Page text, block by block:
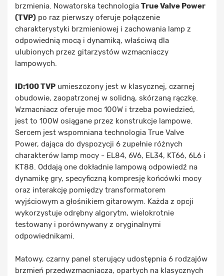
brzmienia. Nowatorska technologia True Valve Power
(TVP) po raz pierwszy oferuje połączenie
charakterystyki brzmieniowej i zachowania lamp z
odpowiednią mocą i dynamiką, właściwą dla
ulubionych przez gitarzystów wzmacniaczy
lampowych.
ID:100 TVP umieszczony jest w klasycznej, czarnej
obudowie, zaopatrzonej w solidną, skórzaną rączkę.
Wzmacniacz oferuje moc 100W i trzeba powiedzieć,
jest to 100W osiągane przez konstrukcje lampowe.
Sercem jest wspomniana technologia True Valve
Power, dająca do dyspozycji 6 zupełnie różnych
charakterów lamp mocy - EL84, 6V6, EL34, KT66, 6L6 i
KT88. Oddają one dokładnie lampową odpowiedź na
dynamikę gry, specyficzną kompresję końcówki mocy
oraz interakcję pomiędzy transformatorem
wyjściowym a głośnikiem gitarowym. Każda z opcji
wykorzystuje odrębny algorytm, wielokrotnie
testowany i porównywany z oryginalnymi
odpowiednikami.
Matowy, czarny panel sterujący udostępnia 6 rodzajów
brzmień przedwzmacniacza, opartych na klasycznych